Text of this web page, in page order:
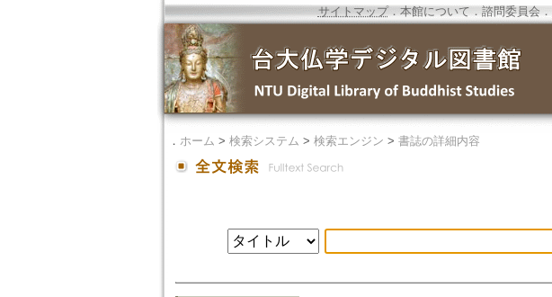
サイトマップ．本館について ． 諮問委員会．
． ホーム > 検索システム > 検索エンジン > 書誌の詳細内容